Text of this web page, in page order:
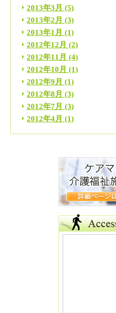
2013年3月 (5)
2013年2月 (3)
2013年1月 (1)
2012年12月 (2)
2012年11月 (4)
2012年10月 (1)
2012年9月 (1)
2012年8月 (3)
2012年7月 (3)
2012年4月 (1)